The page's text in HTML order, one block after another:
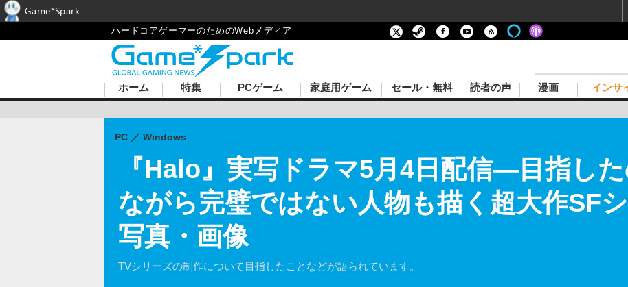
ハードコアゲーマーのためのWebメディア
ホーム 特集 PCゲーム 家庭用ゲーム セール・無料 読者の声 漫画 インサ
『Halo』実写ドラマ5月4日配信―目指し
ながら完璧ではない人物も描く超大作SF
写真・画像
TVシリーズの制作について目指したことなどが語られています。
PC Windows
Game*Spark